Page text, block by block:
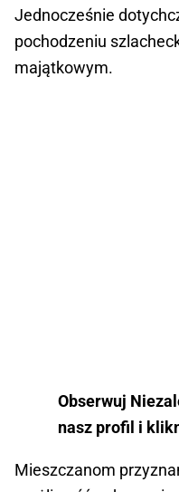
Jednocześnie
pochodzeniu
majątkowym.
Obserwuj
nasz profil i
Mieszczanom